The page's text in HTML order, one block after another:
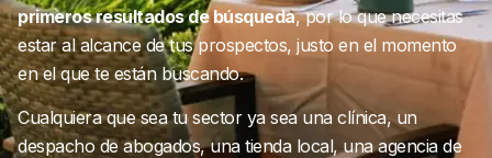
primeros resultados de búsqueda, por lo que necesitas
estar al alcance de tus prospectos, justo en el momento
en el que te están buscando.
Cualquiera que sea tu sector ya sea una clínica, un
despacho de abogados, una tienda local, una agencia de